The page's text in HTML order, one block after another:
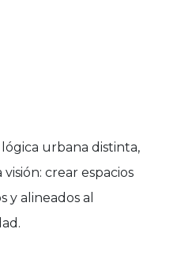
urbana distinta,
crear espacios
y alineados al